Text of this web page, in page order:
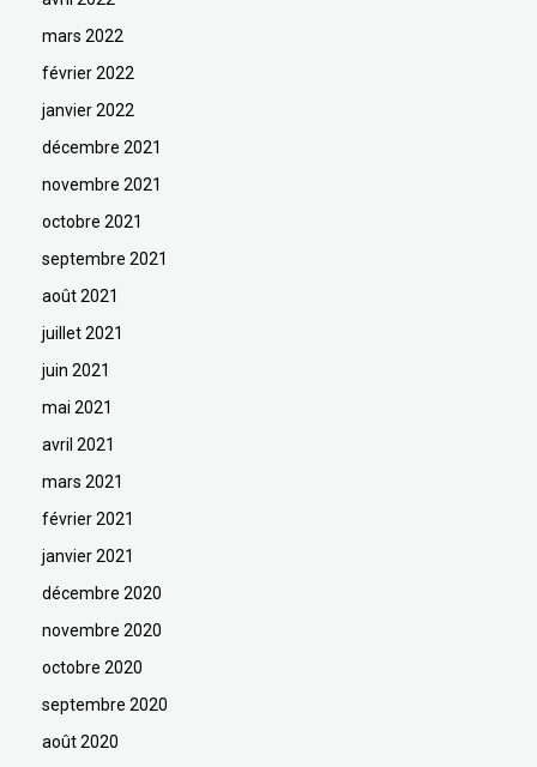
mars 2022
février 2022
janvier 2022
décembre 2021
novembre 2021
octobre 2021
septembre 2021
août 2021
juillet 2021
juin 2021
mai 2021
avril 2021
mars 2021
février 2021
janvier 2021
décembre 2020
novembre 2020
octobre 2020
septembre 2020
août 2020